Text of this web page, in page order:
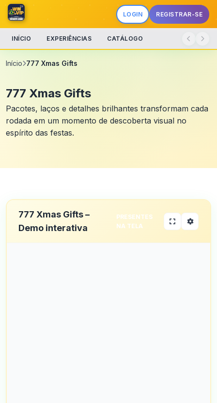
LOGIN REGISTRAR-SE
INÍCIO EXPERIÊNCIAS CATÁLOGO
Início 777 Xmas Gifts
777 Xmas Gifts
Pacotes, laços e detalhes brilhantes transformam cada
rodada em um momento de descoberta visual no
espírito das festas.
777 Xmas Gifts –
Demo interativa
PRESENTES
NA TELA